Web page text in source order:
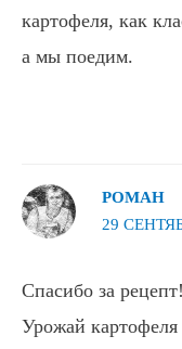
картофеля, как
а мы поедим.
РОМАН
29
Спасибо за рецепт!
Урожай